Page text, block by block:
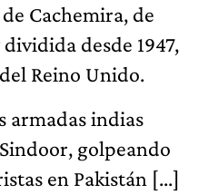
Cachemira, de
desde 1947,
Reino Unido.
armadas indias
golpeando
en Pakistán [...]